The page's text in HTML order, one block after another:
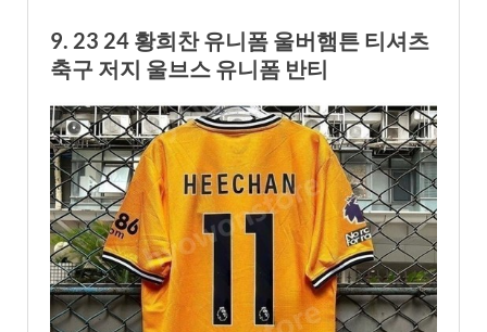
9. 23 24 황희찬 유니폼 울버햄튼 티셔츠
축구 저지 울브스 유니폼 반티